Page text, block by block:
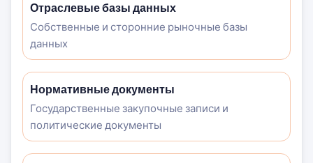
Отраслевые базы данных
Собственные и сторонние рыночные базы
данных
Нормативные документы
Государственные закупочные записи и
политические документы